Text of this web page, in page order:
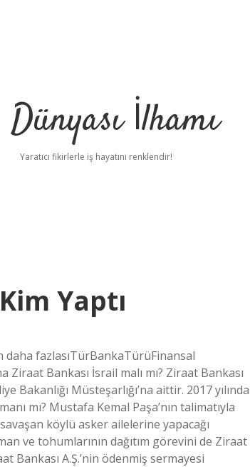
İlhamı
Yaratıcı fikirlerle iş hayatını renklendir!
Yaptı
daha fazlasıTürBankaTürüFinansal
Bankası İsrail malı mı? Ziraat Bankası
Müsteşarlığı’na aittir. 2017 yılında
mı? Mustafa Kemal Paşa’nın talimatıyla
köylü asker ailelerine yapacağı
ve tohumlarının dağıtım görevini de Ziraat
Bankası A.Ş.’nin ödenmiş sermayesi